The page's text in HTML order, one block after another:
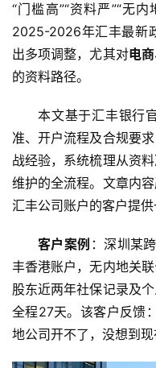
“门槛高”“资料严”“无
2025-2026年汇丰最新
出多项调整，尤其对电
的资料路径。
本文基于汇丰银行
准、开户流程及合规要
战经验，系统梳理从资
维护的全流程。文章内
汇丰公司账户的客户提
客户案例 ：深圳某
丰香港账户，无内地关
股东近两年社保记录及
全程27天。该客户反馈
地公司开不了，没想到